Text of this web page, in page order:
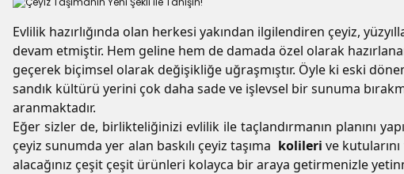
Evlilik hazırlığında olan herkesi yakından ilgilendiren çeyiz,
devam etmiştir. Hem geline hem de damada özel olarak
geçerek biçimsel olarak değişikliğe uğraşmıştır. Öyle ki eski
sandık kültürü yerini çok daha sade ve işlevsel bir sunuma
aranmaktadır.
Eğer sizler de, birlikteliğinizi evlilik ile taçlandırmanın planını
çeyiz sunumda yer alan baskılı çeyiz taşıma kolilerive
alacağınız çeşit çeşit ürünleri kolayca bir araya getirmenizle